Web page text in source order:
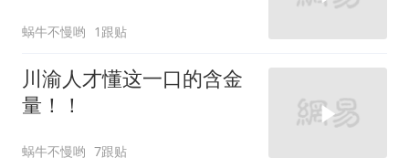
蜗牛不慢哟 1跟贴
川渝人才懂这一口的含金
量！！
蜗牛不慢哟 7跟贴